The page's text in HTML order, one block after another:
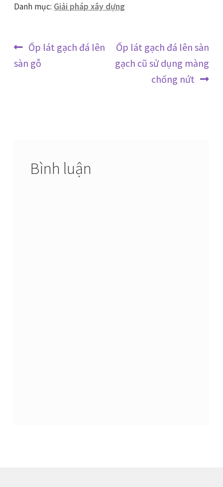
Danh mục: Giải pháp xây dựng
Điều
hướng
Bài
trước:
Ốp lát gạch đá lên
sàn gỗ
Bài
tiếp
Ốp lát gạch đá lên sàn
gạch cũ sử dụng màng
chống nứt
Bình luận